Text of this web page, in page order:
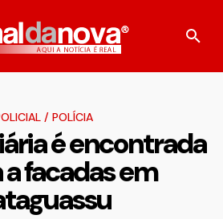
/ POLÍCIA
é encontrada
facadas em